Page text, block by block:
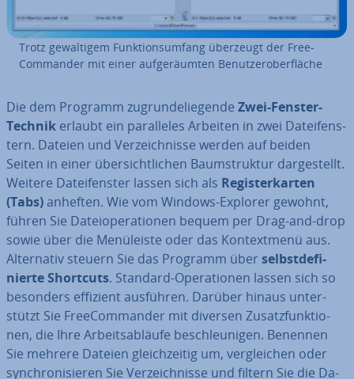
Trotz ge­wal­ti­gem Funk­ti­ons­um­fang überzeugt der Free­
Com­man­der mit einer auf­ge­räum­ten Be­nut­zer­ober­flä­che
Die dem Programm zu­grun­de­lie­gen­de Zwei-Fenster-
Technik erlaubt ein par­al­le­les Arbeiten in zwei Da­tei­fens­
tern. Dateien und Ver­zeich­nis­se werden auf beiden
Seiten in einer über­sicht­li­chen Baum­struk­tur dar­ge­stellt.
Weitere Da­tei­fens­ter lassen sich als Re­gis­ter­kar­ten
(Tabs)anheften. Wie vom Windows-Explorer gewohnt,
führen Sie Da­tei­ope­ra­tio­nen bequem per Drag-and-drop
sowie über die Me­nü­leis­te oder das Kon­text­me­nü aus.
Al­ter­na­tiv steuern Sie das Programm über selbst­de­fi­
nier­te Shortcuts. Standard-Ope­ra­tio­nen lassen sich so
besonders effizient ausführen. Darüber hinaus un­ter­
stützt Sie Free­Com­man­der mit diversen Zu­satz­funk­tio­
nen, die Ihre Ar­beits­ab­läu­fe be­schleu­ni­gen. Benennen
Sie mehrere Dateien gleich­zei­tig um, ver­glei­chen oder
syn­chro­ni­sie­ren Sie Ver­zeich­nis­se und filtern Sie die Da­